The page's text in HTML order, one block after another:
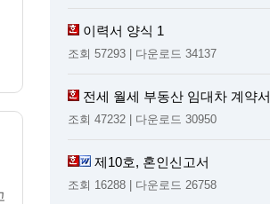
이력서 양식 1
조회 57293 | 다운로드 34137
전세 월세 부동산 임대차 계약서
조회 47232 | 다운로드 30950
제10호, 혼인신고서
조회 16288 | 다운로드 26758